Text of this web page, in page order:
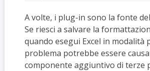
A volte, i plug-in sono la fonte
Se riesci a salvare la
quando esegui Excel in modalità
problema potrebbe essere
componente aggiuntivo di terze